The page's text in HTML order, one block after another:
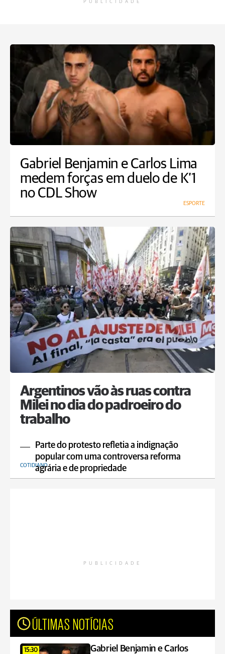
PUBLICIDADE
Gabriel Benjamin e Carlos Lima
medem forças em duelo de K’1
no CDL Show
ESPORTE
Argentinos vão às ruas contra
Milei no dia do padroeiro do
trabalho
Parte do protesto refletia a indignação
popular com uma controversa reforma
agrária e de propriedade
COTIDIANO
PUBLICIDADE
ÚLTIMAS NOTÍCIAS
15:30
Gabriel Benjamin e Carlos